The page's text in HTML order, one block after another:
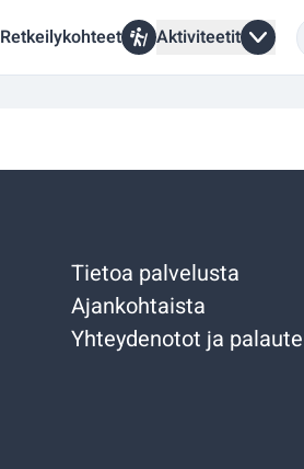
Retkeilykohteet Aktiviteetit
Tietoa palvelusta
Ajankohtaista
Yhteydenotot ja palaute